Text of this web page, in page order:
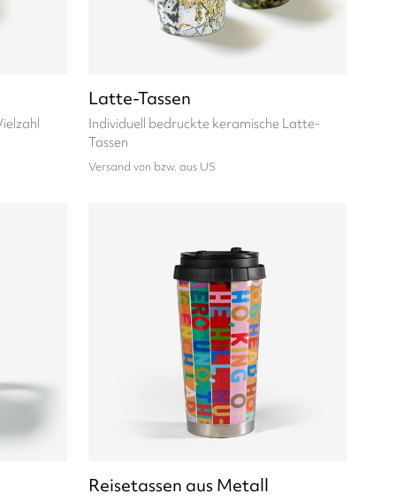
Latte-Tassen
Individuell bedruckte keramische Latte-
Tassen
Versand von bzw. aus US
Reisetassen aus Metall